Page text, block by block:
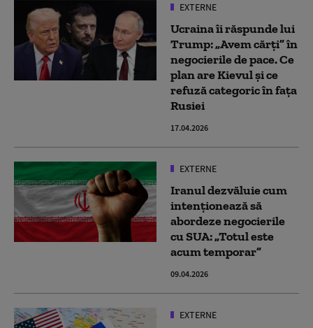
EXTERNE
Ucraina îi răspunde lui
Trump: „Avem cărți” în
negocierile de pace. Ce
plan are Kievul și ce
refuză categoric în fața
Rusiei
17.04.2026
EXTERNE
Iranul dezvăluie cum
intenționează să
abordeze negocierile
cu SUA: „Totul este
acum temporar”
09.04.2026
EXTERNE